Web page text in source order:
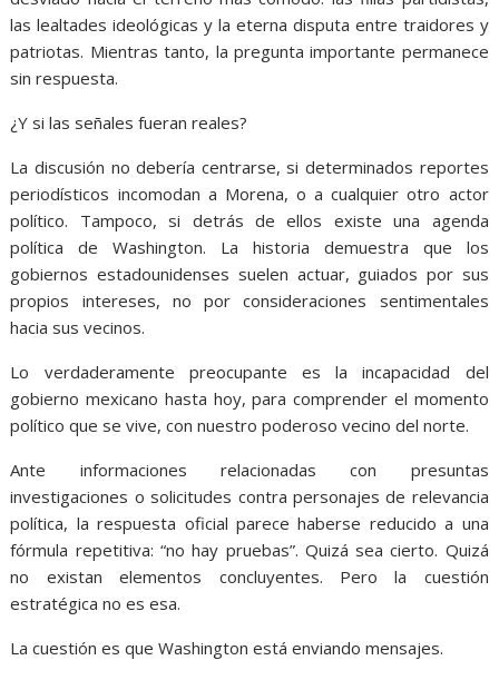
las lealtades ideológicas y la eterna disputa entre traidores y
patriotas. Mientras tanto, la pregunta importante permanece
sin respuesta.
¿Y si las señales fueran reales?
La discusión no debería centrarse, si determinados reportes
periodísticos incomodan a Morena, o a cualquier otro actor
político. Tampoco, si detrás de ellos existe una agenda
política de Washington. La historia demuestra que los
gobiernos estadounidenses suelen actuar, guiados por sus
propios intereses, no por consideraciones sentimentales
hacia sus vecinos.
Lo verdaderamente preocupante es la incapacidad del
gobierno mexicano hasta hoy, para comprender el momento
político que se vive, con nuestro poderoso vecino del norte.
Ante informaciones relacionadas con presuntas
investigaciones o solicitudes contra personajes de relevancia
política, la respuesta oficial parece haberse reducido a una
fórmula repetitiva: “no hay pruebas”. Quizá sea cierto. Quizá
no existan elementos concluyentes. Pero la cuestión
estratégica no es esa.
La cuestión es que Washington está enviando mensajes.